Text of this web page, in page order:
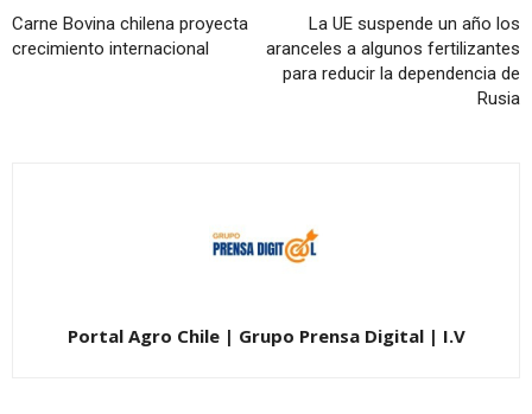
Carne Bovina chilena proyecta
crecimiento internacional
La UE suspende un año los
aranceles a algunos fertilizantes
para reducir la dependencia de
Rusia
Portal Agro Chile | Grupo Prensa Digital | I.V